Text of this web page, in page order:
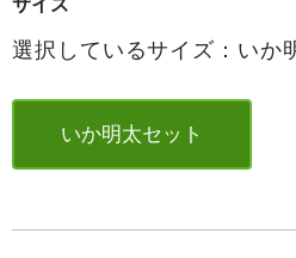
サイズ
選択しているサイズ：いか
いか明太セット